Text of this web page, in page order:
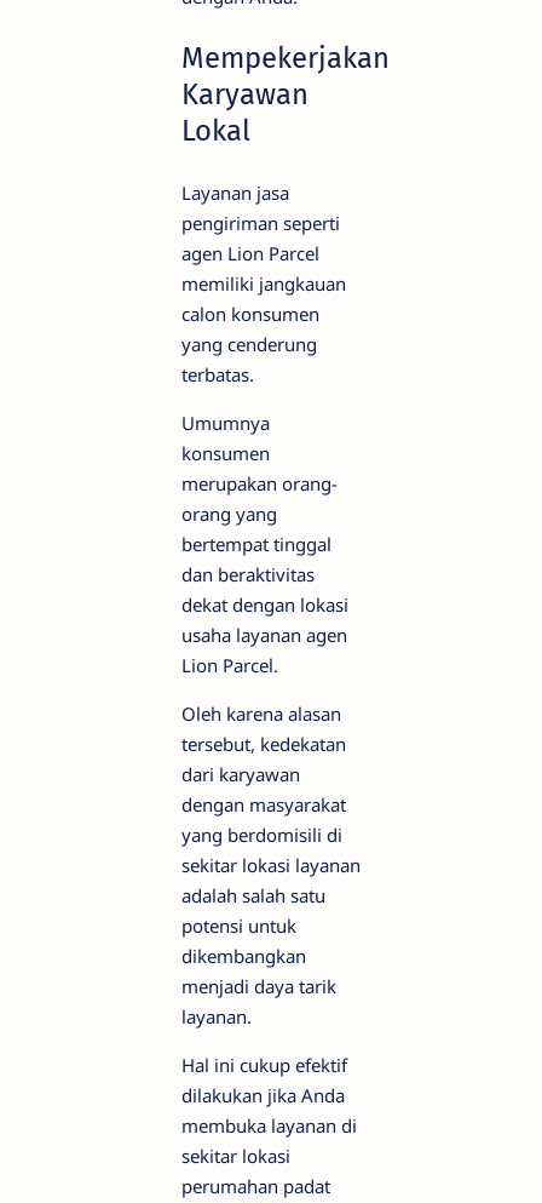
Mempekerjakan
Karyawan
Lokal
Layanan jasa
pengiriman seperti
agen Lion Parcel
memiliki jangkauan
calon konsumen
yang cenderung
terbatas.
Umumnya
konsumen
merupakan orang-
orang yang
bertempat tinggal
dan beraktivitas
dekat dengan lokasi
usaha layanan agen
Lion Parcel.
Oleh karena alasan
tersebut, kedekatan
dari karyawan
dengan masyarakat
yang berdomisili di
sekitar lokasi layanan
adalah salah satu
potensi untuk
dikembangkan
menjadi daya tarik
layanan.
Hal ini cukup efektif
dilakukan jika Anda
membuka layanan di
sekitar lokasi
perumahan padat